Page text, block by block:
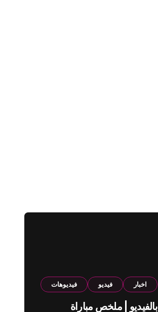
اخبار فيديو فيديوهات
بالفيديو | ملخص مباراة